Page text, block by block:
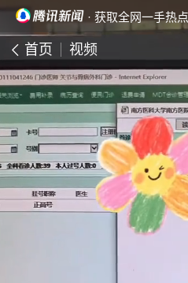
· 获取全网一手热点
首页 视频